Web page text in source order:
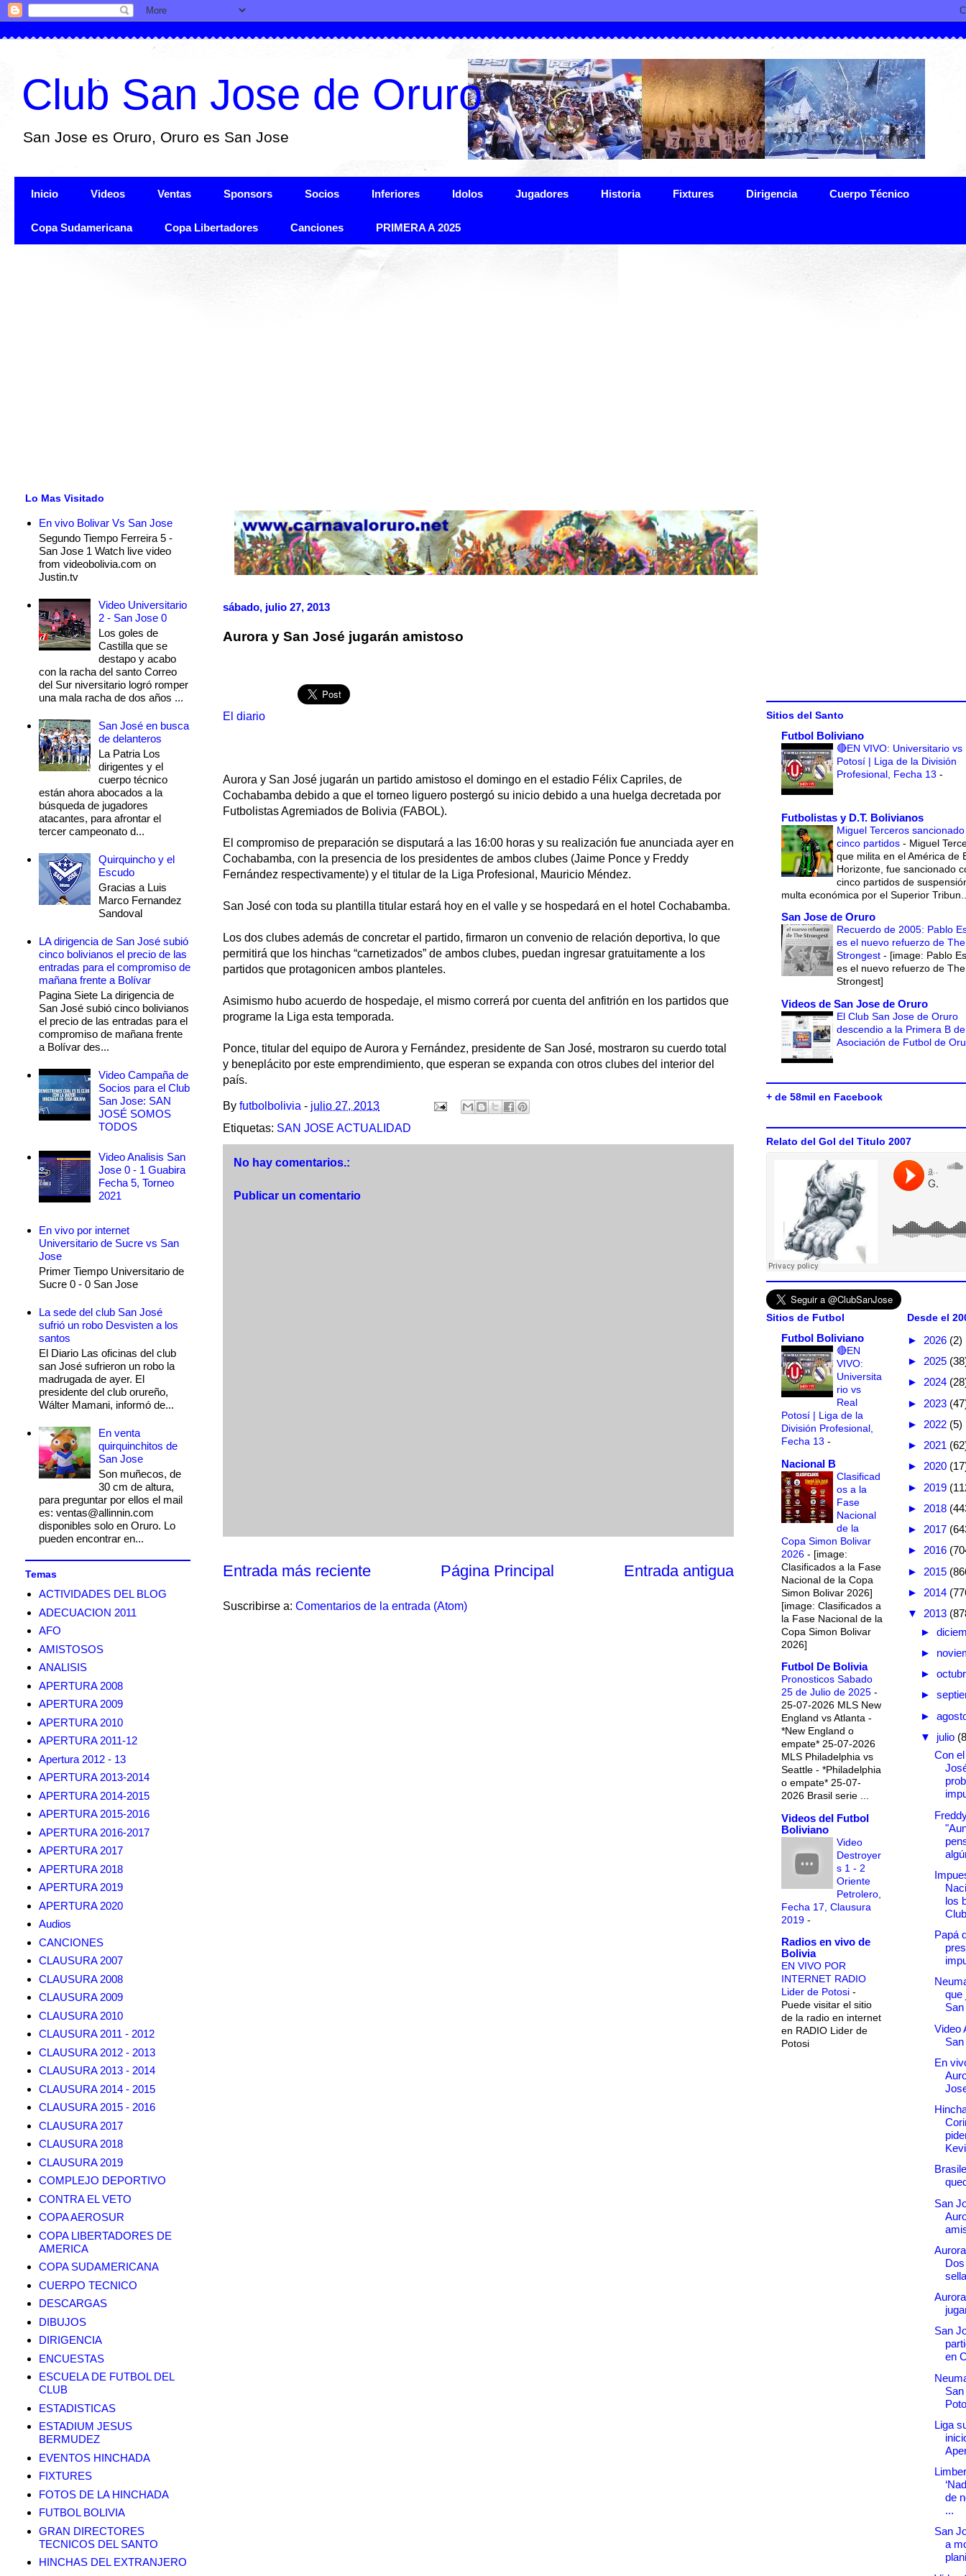
Club San Jose de Oruro
San Jose es Oruro, Oruro es San Jose
Inicio Videos Ventas Sponsors Socios Inferiores Idolos Jugadores Historia Fixtures Dirigencia Cuerpo Técnico
Copa Sudamericana Copa Libertadores Canciones PRIMERA A 2025
sábado, julio 27, 2013
Aurora y San José jugarán amistoso
El diario
Aurora y San José jugarán un partido amistoso el domingo en el estadio Félix Capriles, de
Cochabamba debido a que el torneo liguero postergó su inicio debido a una huelga decretada por
Futbolistas Agremiados de Bolivia (FABOL).
El compromiso de preparación se disputará a las 16:00 horas y su realización fue anunciada ayer en
Cochabamba, con la presencia de los presidentes de ambos clubes (Jaime Ponce y Freddy
Fernández respectivamente) y el titular de la Liga Profesional, Mauricio Méndez.
San José con toda su plantilla titular estará hoy en el valle y se hospedará en el hotel Cochabamba.
Los dos clubes además de concretar el partido, firmaron un convenio de relación deportiva, lo que
permitirá que los hinchas “carnetizados” de ambos clubes, puedan ingresar gratuitamente a los
partidos que protagonicen ambos planteles.
Asimismo hubo acuerdo de hospedaje, el mismo correrá por cuenta del anfitrión en los partidos que
programe la Liga esta temporada.
Ponce, titular del equipo de Aurora y Fernández, presidente de San José, mostraron su cuerdo total
y beneplácito por este emprendimiento, que esperan se expanda con otros clubes del interior del
país.
By futbolbolivia - julio 27, 2013
Etiquetas: SAN JOSE ACTUALIDAD
No hay comentarios.:
Publicar un comentario
Entrada más reciente Entrada antigua
Página Principal
Suscribirse a: Comentarios de la entrada (Atom)
Lo Mas Visitado
En vivo Bolivar Vs San Jose
Segundo Tiempo Ferreira 5 -
San Jose 1 Watch live video
from videobolivia.com on
Justin.tv
Video Universitario
2 - San Jose 0
Los goles de
Castilla que se
destapo y acabo
con la racha del santo Correo
del Sur niversitario logró romper
una mala racha de dos años ...
San José en busca
de delanteros
La Patria Los
dirigentes y el
cuerpo técnico
están ahora abocados a la
búsqueda de jugadores
atacantes, para afrontar el
tercer campeonato d...
Quirquincho y el
Escudo
Gracias a Luis
Marco Fernandez
Sandoval
LA dirigencia de San José subió
cinco bolivianos el precio de las
entradas para el compromiso de
mañana frente a Bolívar
Pagina Siete La dirigencia de
San José subió cinco bolivianos
el precio de las entradas para el
compromiso de mañana frente
a Bolívar des...
Video Campaña de
Socios para el Club
San Jose: SAN
JOSÉ SOMOS
TODOS
Video Analisis San
Jose 0 - 1 Guabira
Fecha 5, Torneo
2021
En vivo por internet
Universitario de Sucre vs San
Jose
Primer Tiempo Universitario de
Sucre 0 - 0 San Jose
La sede del club San José
sufrió un robo Desvisten a los
santos
El Diario Las oficinas del club
san José sufrieron un robo la
madrugada de ayer. El
presidente del club orureño,
Wálter Mamani, informó de...
En venta
quirquinchitos de
San Jose
Son muñecos, de
30 cm de altura,
para preguntar por ellos el mail
es: ventas@allinnin.com
disponibles solo en Oruro. Lo
pueden encontrar en...
Temas
ACTIVIDADES DEL BLOG
ADECUACION 2011
AFO
AMISTOSOS
ANALISIS
APERTURA 2008
APERTURA 2009
APERTURA 2010
APERTURA 2011-12
Apertura 2012 - 13
APERTURA 2013-2014
APERTURA 2014-2015
APERTURA 2015-2016
APERTURA 2016-2017
APERTURA 2017
APERTURA 2018
APERTURA 2019
APERTURA 2020
Audios
CANCIONES
CLAUSURA 2007
CLAUSURA 2008
CLAUSURA 2009
CLAUSURA 2010
CLAUSURA 2011 - 2012
CLAUSURA 2012 - 2013
CLAUSURA 2013 - 2014
CLAUSURA 2014 - 2015
CLAUSURA 2015 - 2016
CLAUSURA 2017
CLAUSURA 2018
CLAUSURA 2019
COMPLEJO DEPORTIVO
CONTRA EL VETO
COPA AEROSUR
COPA LIBERTADORES DE
AMERICA
COPA SUDAMERICANA
CUERPO TECNICO
DESCARGAS
DIBUJOS
DIRIGENCIA
ENCUESTAS
ESCUELA DE FUTBOL DEL
CLUB
ESTADISTICAS
ESTADIUM JESUS
BERMUDEZ
EVENTOS HINCHADA
FIXTURES
FOTOS DE LA HINCHADA
FUTBOL BOLIVIA
GRAN DIRECTORES
TECNICOS DEL SANTO
HINCHAS DEL EXTRANJERO
Sitios del Santo
Futbol Boliviano
🔴EN VIVO: Universitario vs
Potosí | Liga de la División
Profesional, Fecha 13 -
Futbolistas y D.T. Bolivianos
Miguel Terceros
cinco partidos - Miguel
que milita en el América de
Horizonte, fue sancionado
cinco partidos de
multa económica por el Superior
San Jose de Oruro
Recuerdo de 2005: Pablo
es el nuevo refuerzo de The
Strongest - [image: Pablo
es el nuevo refuerzo de The
Strongest]
Videos de San Jose de Oruro
El Club San Jose de Oruro
descendio a la Primera B
Asociación de Futbol de
+ de 58mil en Facebook
Relato del Gol del Titulo 2007
Sitios de Futbol
Futbol Boliviano
🔴EN
VIVO:
Universita
rio vs
Real
Potosí | Liga de la
División Profesional,
Fecha 13 -
Nacional B
Clasificad
os a la
Fase
Nacional
de la
Copa Simon Bolivar
2026 - [image:
Clasificados a la Fase
Nacional de la Copa
Simon Bolivar 2026]
[image: Clasificados a
la Fase Nacional de la
Copa Simon Bolivar
2026]
Futbol De Bolivia
Pronosticos Sabado
25 de Julio de 2025 -
25-07-2026 MLS New
England vs Atlanta -
*New England o
empate* 25-07-2026
MLS Philadelphia vs
Seattle - *Philadelphia
o empate* 25-07-
2026 Brasil serie ...
Videos del Futbol
Boliviano
Video
Destroyer
s 1 - 2
Oriente
Petrolero,
Fecha 17, Clausura
2019 -
Radios en vivo de
Bolivia
EN VIVO POR
INTERNET RADIO
Lider de Potosi -
Puede visitar el sitio
de la radio en internet
en RADIO Lider de
Potosi
Desde el
► 2026 (2)
► 2025
► 2024
► 2023
► 2022 (5)
► 2021
► 2020
► 2019
► 2018
► 2017
► 2016
► 2015
► 2014
▼ 2013
►
►
►
►
►
▼ julio
Con
los
Papá
que
Video
En
San
San
en
Liga
de
...
San
a